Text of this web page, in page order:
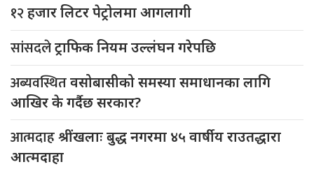
१२हजार लिटर पेट्रोलमा आगलागी
सांसदलेट्राफिक नियम उल्लंघन गरेपछि
अब्यवस्थितवसोबासीको समस्या समाधानका लागि
आखिर के गर्दैछ सरकार?
आत्मदाहश्रींखलाः बुद्ध नगरमा ४५ वार्षीय राउतद्धारा
आत्मदाहा